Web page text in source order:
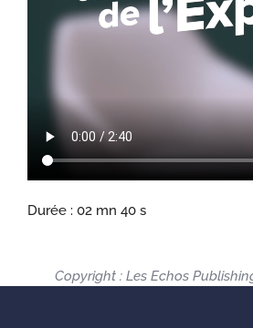
Durée : 02 mn 40 s
Copyright : Les Echos